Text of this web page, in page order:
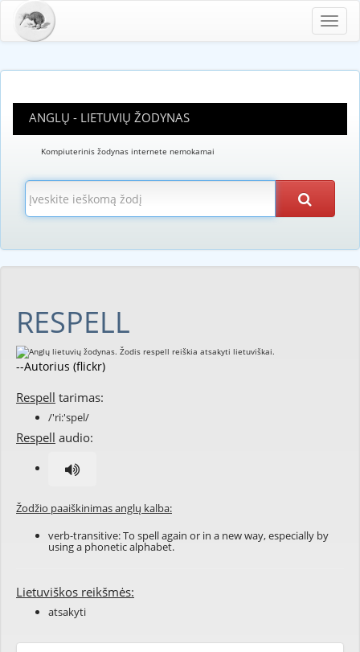
ANGLŲ - LIETUVIŲ ŽODYNAS
Kompiuterinis žodynas internete nemokamai
RESPELL
--Autorius (flickr)
Respell tarimas:
/'ri:'spel/
Respell audio:
Žodžio paaiškinimas anglų kalba:
verb-transitive: To spell again or in a new way, especially by
using a phonetic alphabet.
Lietuviškos reikšmės:
atsakyti